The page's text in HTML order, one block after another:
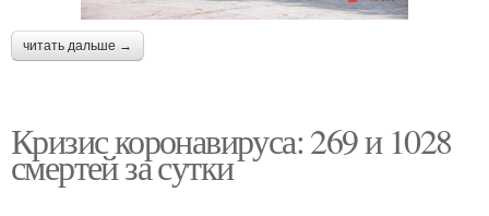
читать дальше →
Кризис коронавируса: 269 и 1028
смертей за сутки